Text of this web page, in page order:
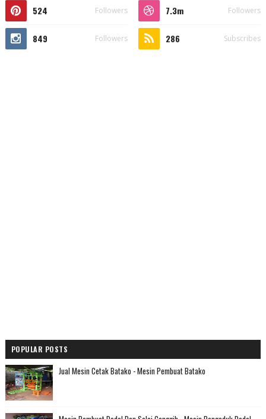
524 Followers 7.3m Followers
849 Followers 286 Subscribes
POPULAR POSTS
Jual Mesin Cetak Batako - Mesin Pembuat Batako